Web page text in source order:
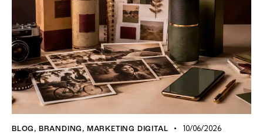
BLOG , BRANDING , MARKETING DIGITAL 10/06/2026